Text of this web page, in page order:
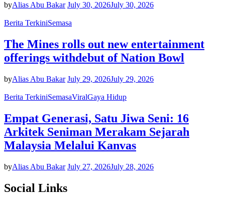
byAlias Abu Bakar July 30, 2026July 30, 2026
Berita TerkiniSemasa
The Mines rolls out new entertainment
offerings withdebut of Nation Bowl
byAlias Abu Bakar July 29, 2026July 29, 2026
Berita TerkiniSemasaViralGaya Hidup
Empat Generasi, Satu Jiwa Seni: 16
Arkitek Seniman Merakam Sejarah
Malaysia Melalui Kanvas
byAlias Abu Bakar July 27, 2026July 28, 2026
Social Links